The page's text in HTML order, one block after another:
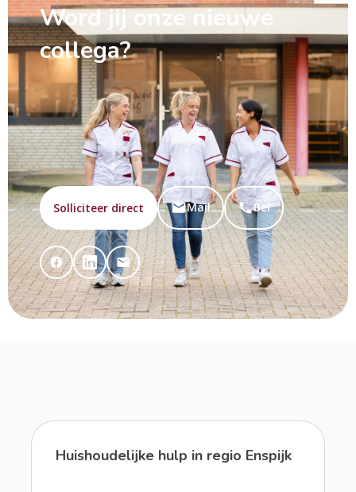
Word jij onze nieuwe
collega?
Solliciteer direct Mail Bel
Huishoudelijke hulp in regio Enspijk